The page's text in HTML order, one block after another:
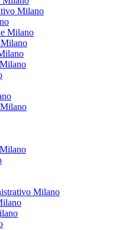
Milano
Milano
Milano